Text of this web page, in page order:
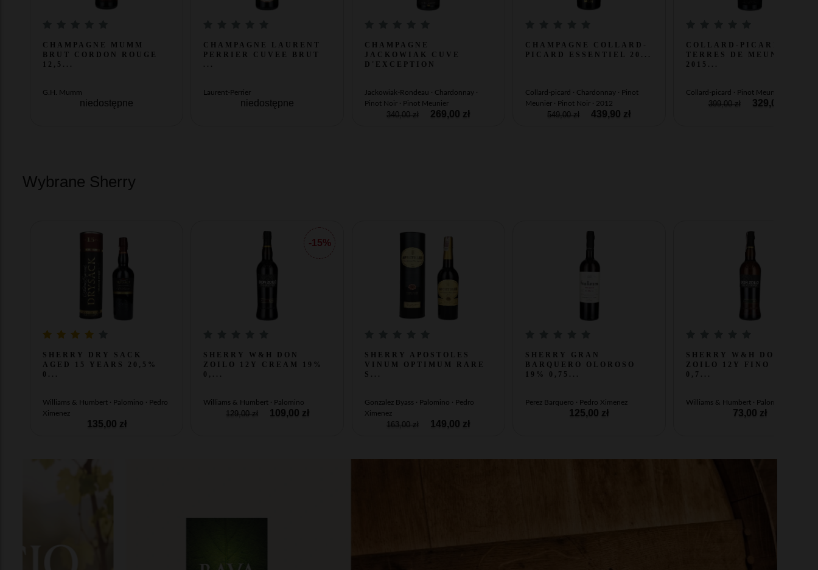
CHAMPAGNE MUMM
BRUT CORDON ROUGE
12,5...
G.H. Mumm
niedostępne
CHAMPAGNE LAURENT
PERRIER CUVEE BRUT
...
Laurent-Perrier
niedostępne
CHAMPAGNE
JACKOWIAK CUVE
D'EXCEPTION
Jackowiak-Rondeau · Chardonnay ·
Pinot Noir · Pinot Meunier
340,00 zł 269,00 zł
CHAMPAGNE COLLARD-
PICARD ESSENTIEL 20...
Collard-picard · Chardonnay · Pinot
Meunier · Pinot Noir · 2012
549,00 zł 439,90 zł
COLLARD-PICARD
TERRES DE MEUNIER
2015...
Collard-picard · Pinot Meunier · 2015
399,00 zł 329,00 zł
Wybrane Sherry
SHERRY DRY SACK
AGED 15 YEARS 20,5%
0...
Williams & Humbert · Palomino · Pedro
Ximenez
135,00 zł
-15%
SHERRY W&H DON
ZOILO 12Y CREAM 19%
0,...
Williams & Humbert · Palomino
129,00 zł 109,00 zł
SHERRY APOSTOLES
VINUM OPTIMUM RARE
S...
Gonzalez Byass · Palomino · Pedro
Ximenez
163,00 zł 149,00 zł
SHERRY GRAN
BARQUERO OLOROSO
19% 0,75...
Perez Barquero · Pedro Ximenez
125,00 zł
SHERRY W&H DON
ZOILO 12Y FINO 15%
0,7...
Williams & Humbert · Palomino
73,00 zł